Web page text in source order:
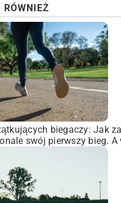
RÓWNIEŻ
biegaczy: Jak
swój pierwszy bieg. A